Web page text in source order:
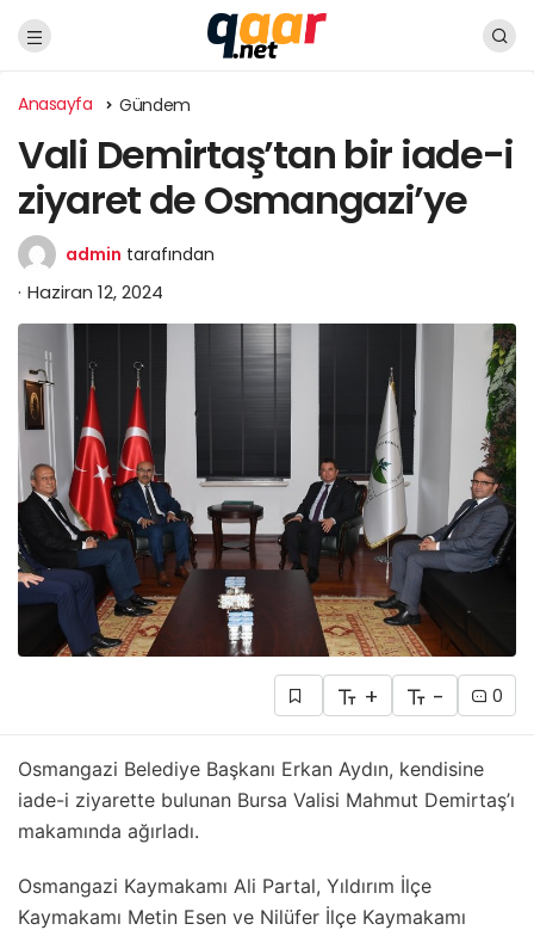
Anasayfa Gündem
Vali Demirtaş’tan bir iade-i
ziyaret de Osmangazi’ye
admin tarafından
Haziran 12, 2024
+ - 0
Osmangazi Belediye Başkanı Erkan Aydın, kendisine
iade-i ziyarette bulunan Bursa Valisi Mahmut Demirtaş’ı
makamında ağırladı.
Osmangazi Kaymakamı Ali Partal, Yıldırım İlçe
Kaymakamı Metin Esen ve Nilüfer İlçe Kaymakamı